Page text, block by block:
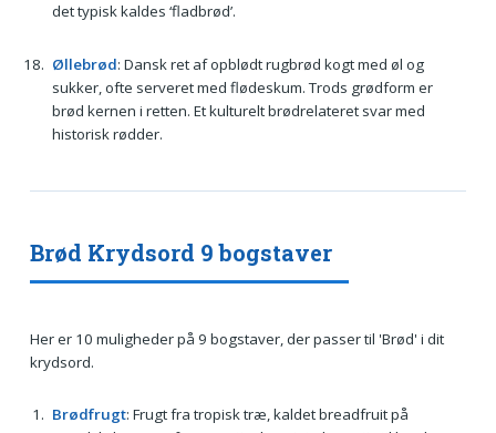
det typisk kaldes ‘fladbrød’.
Øllebrød: Dansk ret af opblødt rugbrød kogt med øl og
sukker, ofte serveret med flødeskum. Trods grødform er
brød kernen i retten. Et kulturelt brødrelateret svar med
historisk rødder.
Brød Krydsord 9 bogstaver
Her er 10 muligheder på 9 bogstaver, der passer til 'Brød' i dit
krydsord.
Brødfrugt: Frugt fra tropisk træ, kaldet breadfruit på